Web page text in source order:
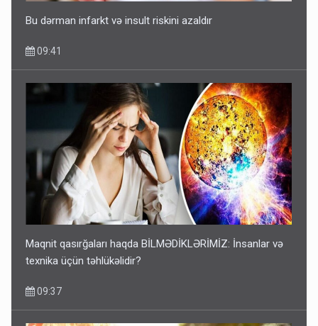
Bu dərman infarkt və insult riskini azaldır
09:41
Maqnit qasırğaları haqda BİLMƏDİKLƏRİMİZ: İnsanlar və
texnika üçün təhlükəlidir?
09:37